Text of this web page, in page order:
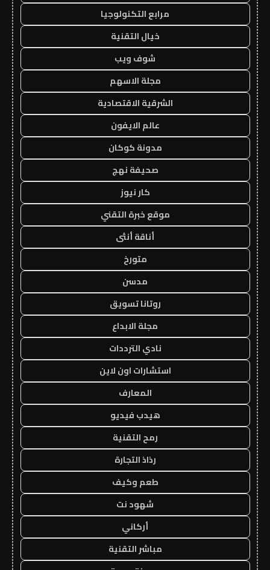
مرابع التكنولوجيا
خيال التقنية
شوف ويب
مجلة الاسهم
الشرقية الاقتصادية
عالم الايفون
مدونة كوكان
صحيفة نهج
كار نيوز
موقع خبرة التقني
أناقة أنثى
متورخ
مدسن
روتانا تسويق
مجلة الابداع
نادي الترددات
استشارات اون لاين
المعارف
هيدب فيديو
رمح التقنية
رذاذ التجارة
طعم وكيف
شهود نت
أركاني
مباشر التقنية